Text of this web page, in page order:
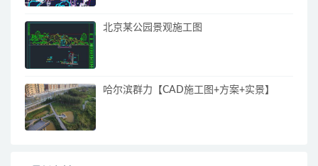
北京某公园景观施工图
哈尔滨群力【CAD施工图+方案+实景】